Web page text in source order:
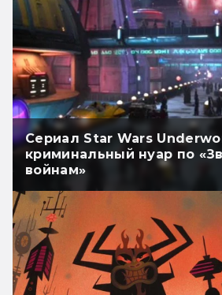
Сериал Star Wars
криминальный нуар по
войнам»